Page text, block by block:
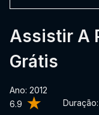
6.9 Duração:
Assistir A
Grátis
Ano: 2012